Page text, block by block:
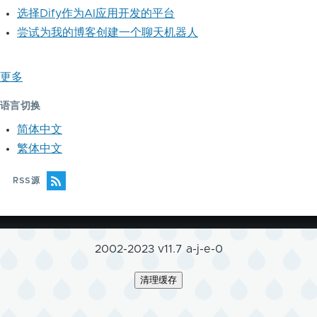
选择Dify作为AI应用开发的平台
尝试为我的博客创建一个聊天机器人
更多
语言切换
简体中文
繁体中文
RSS源
2002-2023 v11.7 a-j-e-0